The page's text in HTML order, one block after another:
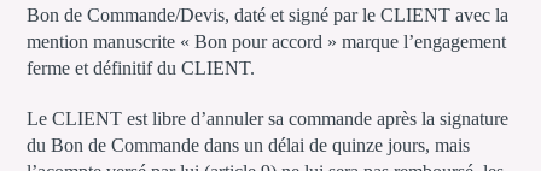
Bon de Commande/Devis, daté et signé par le CLIENT avec la
mention manuscrite « Bon pour accord » marque l’engagement
ferme et définitif du CLIENT.
Le CLIENT est libre d’annuler sa commande après la signature
du Bon de Commande dans un délai de quinze jours, mais